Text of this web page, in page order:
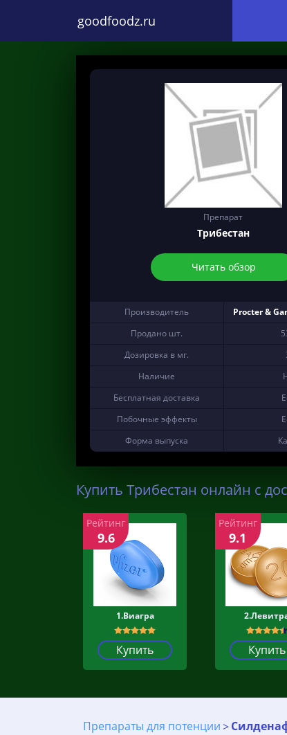
goodfoodz.ru
Препарат
Трибестан
Читать обзор
Производитель
Procter &
Продано шт.
Дозировка в мг.
Наличие
Бесплатная доставка
Побочные эффекты
Форма выпуска
Купить Трибестан онлайн с
1.Виагра
Купить
Рейтинг
9.6
Купить
Рейтинг
9.1
Препараты для потенции